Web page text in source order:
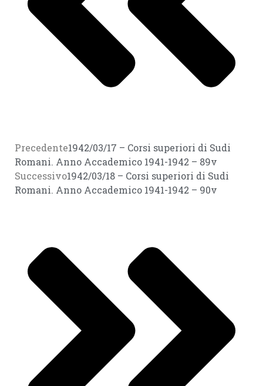
Precedente1942/03/17 – Corsi superiori di Sudi
Romani. Anno Accademico 1941-1942 – 89v
Successivo1942/03/18 – Corsi superiori di Sudi
Romani. Anno Accademico 1941-1942 – 90v